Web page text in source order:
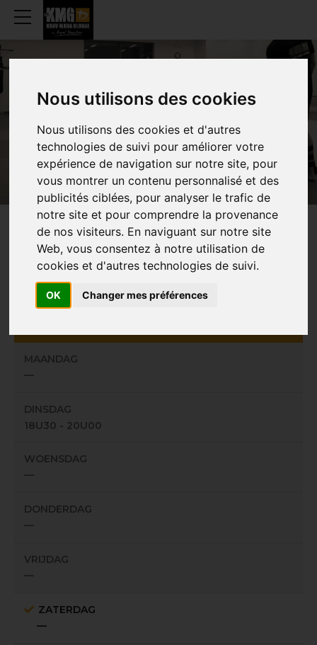
Nous utilisons des cookies
Nous utilisons des cookies et d'autres
technologies de suivi pour améliorer votre
expérience de navigation sur notre site, pour
vous montrer un contenu personnalisé et des
publicités ciblées, pour analyser le trafic de
notre site et pour comprendre la provenance
de nos visiteurs. En naviguant sur notre site
Web, vous consentez à notre utilisation de
cookies et d'autres technologies de suivi.
OK Changer mes préférences
GENT
WEKELIJKSUURROOSTEN
TRAINING (VOLWASSENEN)
MAANDAG
—
DINSDAG
18U30 - 20U00
WOENSDAG
—
DONDERDAG
—
VRIJDAG
—
ZATERDAG
—